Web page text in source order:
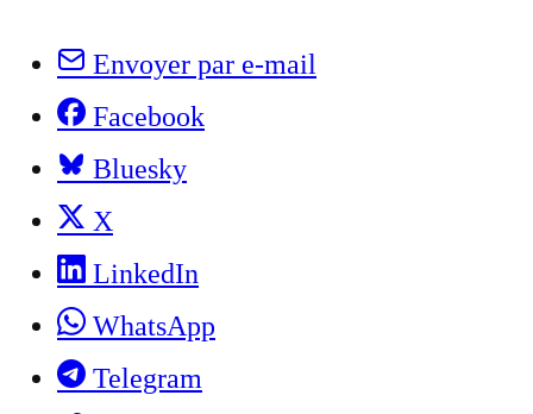
Envoyer par e-mail
Facebook
Bluesky
X
LinkedIn
WhatsApp
Telegram